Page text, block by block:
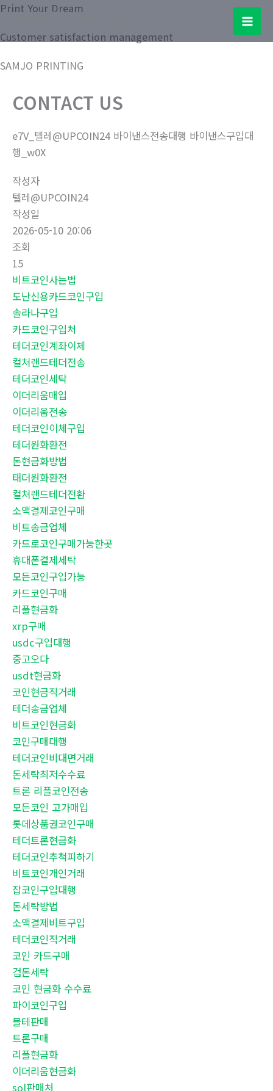
콘
츠
건
Samjo Printing Co. LTD.
Main
Print Your Dream
Customer satisfaction management
SAMJO PRINTING
CONTACT US
e7V_텔레@UPCOIN24 바이낸스전송대행 바이낸스구입대
행_w0X
작성자
텔레@UPCOIN24
작성일
2026-05-10 20:06
조회
15
비트코인사는법
도난신용카드코인구입
솔라나구입
카드코인구입처
테더코인계좌이체
컬쳐랜드테더전송
테더코인세탁
이더리움매입
이더리움전송
테더코인이체구입
테더원화환전
돈현금화방법
태더원화환전
컬쳐랜드테더전환
소액결제코인구매
비트송금업체
카드로코인구매가능한곳
휴대폰결제세탁
모든코인구입가능
카드코인구매
리플현금화
xrp구매
usdc구입대행
중고오다
usdt현금화
코인현금직거래
테더송금업체
비트코인현금화
코인구매대행
테더코인비대면거래
돈세탁최저수수료
트론 리플코인전송
모든코인 고가매입
롯데상품권코인구매
테더트론현금화
테더코인추척피하기
비트코인개인거래
잡코인구입대행
돈세탁방법
소액결제비트구입
테더코인직거래
코인 카드구매
검돈세탁
코인 현금화 수수료
파이코인구입
블테판매
트론구매
리플현금화
이더리움현금화
sol판매처